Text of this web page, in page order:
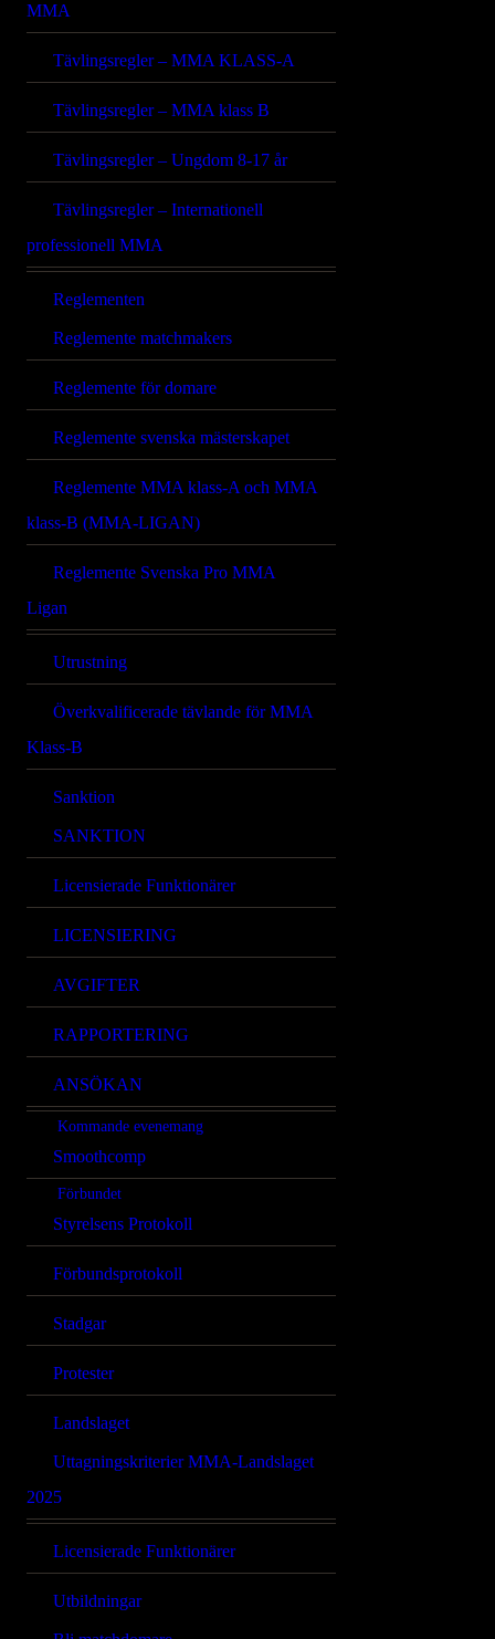
MMA
Tävlingsregler – MMA KLASS-A
Tävlingsregler – MMA klass B
Tävlingsregler – Ungdom 8-17 år
Tävlingsregler – Internationell
professionell MMA
Reglementen
Reglemente matchmakers
Reglemente för domare
Reglemente svenska mästerskapet
Reglemente MMA klass-A och MMA
klass-B (MMA-LIGAN)
Reglemente Svenska Pro MMA
Ligan
Utrustning
Överkvalificerade tävlande för MMA
Klass-B
Sanktion
SANKTION
Licensierade Funktionärer
LICENSIERING
AVGIFTER
RAPPORTERING
ANSÖKAN
Kommande evenemang
Smoothcomp
Förbundet
Styrelsens Protokoll
Förbundsprotokoll
Stadgar
Protester
Landslaget
Uttagningskriterier MMA-Landslaget
2025
Licensierade Funktionärer
Utbildningar